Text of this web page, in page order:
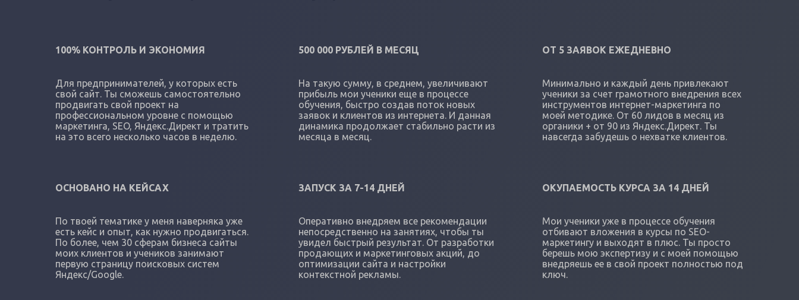
100% КОНТРОЛЬ И ЭКОНОМИЯ
Для предпринимателей, у которых есть
свой сайт. Ты сможешь самостоятельно
продвигать свой проект на
профессиональном уровне с помощью
маркетинга, SEO, Яндекс.Директ и тратить
на это всего несколько часов в неделю.
500 000 РУБЛЕЙ В МЕСЯЦ
На такую сумму, в среднем, увеличивают
прибыль мои ученики еще в процессе
обучения, быстро создав поток новых
заявок и клиентов из интернета. И данная
динамика продолжает стабильно расти из
месяца в месяц.
ОТ 5 ЗАЯВОК ЕЖЕДНЕВНО
Минимально и каждый день привлекают
ученики за счет грамотного внедрения всех
инструментов интернет-маркетинга по
моей методике. От 60 лидов в месяц из
органики + от 90 из Яндекс.Директ. Ты
навсегда забудешь о нехватке клиентов.
ОСНОВАНО НА КЕЙСАХ
По твоей тематике у меня наверняка уже
есть кейс и опыт, как нужно продвигаться.
По более, чем 30 сферам бизнеса сайты
моих клиентов и учеников занимают
первую страницу поисковых систем
Яндекс/Google.
ЗАПУСК ЗА 7-14 ДНЕЙ
Оперативно внедряем все рекомендации
непосредственно на занятиях, чтобы ты
увидел быстрый результат. От разработки
продающих и маркетинговых акций, до
оптимизации сайта и настройки
контекстной рекламы.
ОКУПАЕМОСТЬ КУРСА ЗА 14 ДНЕЙ
Мои ученики уже в процессе обучения
отбивают вложения в курсы по SEO-
маркетингу и выходят в плюс. Ты просто
берешь мою экспертизу и с моей помощью
внедряешь ее в свой проект полностью под
ключ.